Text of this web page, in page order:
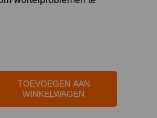
TOEVOEGEN AAN
WINKELWAGEN